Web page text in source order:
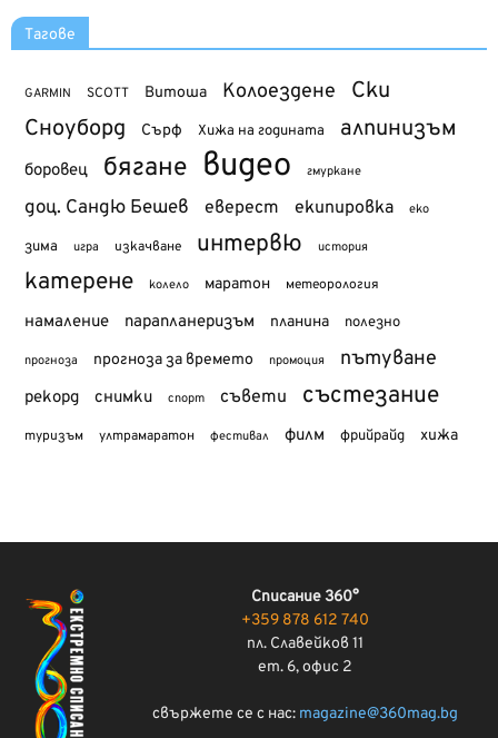
Тагове
GARMIN SCOTT Витоша Колоездене Ски
Сноуборд Сърф Хижа на годината алпинизъм
боровец бягане видео гмуркане
доц. Сандю Бешев еверест екипировка еко
зима игра изкачване интервю история
катерене колело маратон метеорология
намаление парапланеризъм планина полезно
прогноза прогноза за времето промоция пътуване
рекорд снимки спорт съвети състезание
туризъм ултрамаратон фестивал филм фрийрайд хижа
Списание 360°
+359 878 612 740
пл. Славейков 11
ет. 6, офис 2
свържете се с нас: magazine@360mag.bg